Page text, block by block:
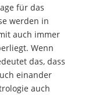
für das
werden in
auch immer
Wenn
das, dass
einander
auch